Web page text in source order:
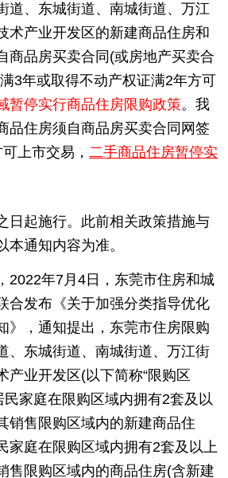
道、东城街道、南城街道、万江
术产业开发区的新建商品住房和
商品房买卖合同(或房地产买卖合
3年或取得不动产权证满2年方可
暂停实行商品住房限购政策。我
品住房须自商品房买卖合同网签
上市交易，二手商品住房暂停实
日起施行。此前相关政策措施与
本通知内容为准。
2022年7月4日，东莞市住房和城
合发布《关于加强分类指导优化
》，通知提出，东莞市住房限购
、东城街道、南城街道、万江街
产业开发区(以下简称“限购区
民家庭在限购区域内拥有2套及以
销售限购区域内的新建商品住
家庭在限购区域内拥有2套及以上
售限购区域内的商品住房(含新建